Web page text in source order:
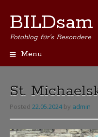
BILDsam
Fotoblog für's Besondere
Menu
St.
Posted 22.05.2024 by admin